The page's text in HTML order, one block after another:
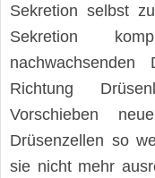
Sekretion selbst
Sekretion
Richtung
Vorschieben
Drüsenzellen so
sie nicht mehr